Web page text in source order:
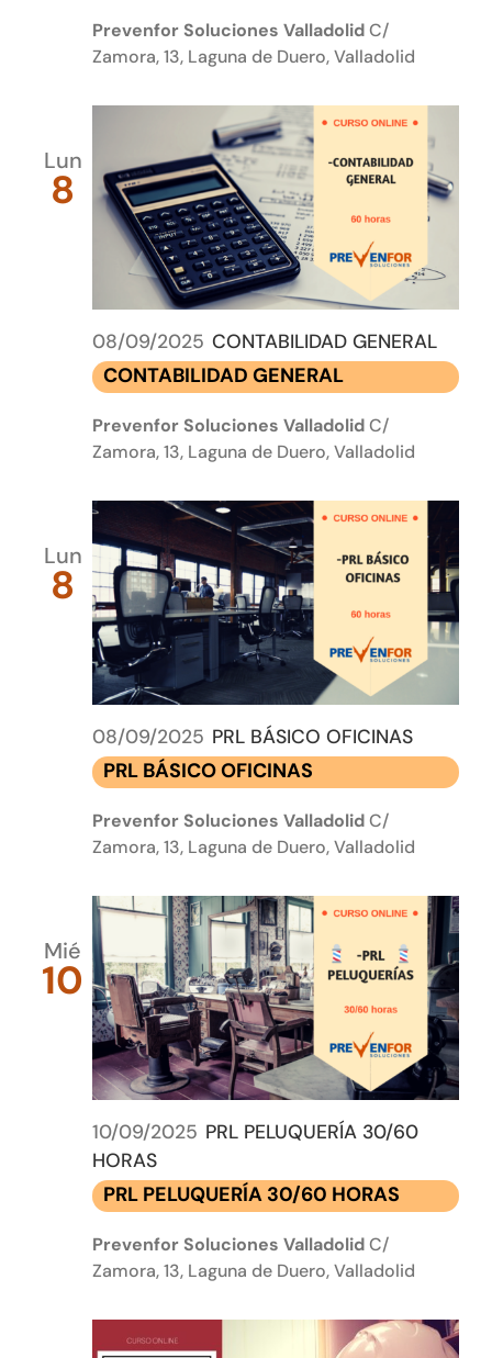
Prevenfor Soluciones ValladolidC/
Zamora, 13, Laguna de Duero, Valladolid
Lun
8
08/09/2025 CONTABILIDAD GENERAL
CONTABILIDAD GENERAL
Prevenfor Soluciones ValladolidC/
Zamora, 13, Laguna de Duero, Valladolid
Lun
8
08/09/2025 PRL BÁSICO OFICINAS
PRL BÁSICO OFICINAS
Prevenfor Soluciones ValladolidC/
Zamora, 13, Laguna de Duero, Valladolid
Mié
10
10/09/2025 PRL PELUQUERÍA 30/60
HORAS
PRL PELUQUERÍA 30/60 HORAS
Prevenfor Soluciones ValladolidC/
Zamora, 13, Laguna de Duero, Valladolid